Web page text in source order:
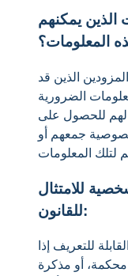
الذين يمكنهم
المعلومات؟
الذين قد
الضرورية
لهم للحصول على
جمعهم أو
للامتثال
للقانون:
للتعريف إذا
محكمة، أو مذكرة